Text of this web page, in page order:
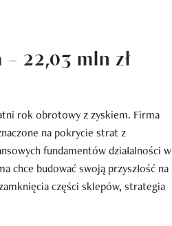
22,03 mln zł
rok obrotowy z zyskiem. Firma
na pokrycie strat z
fundamentów działalności w
chce budować swoją przyszłość na
części sklepów, strategia